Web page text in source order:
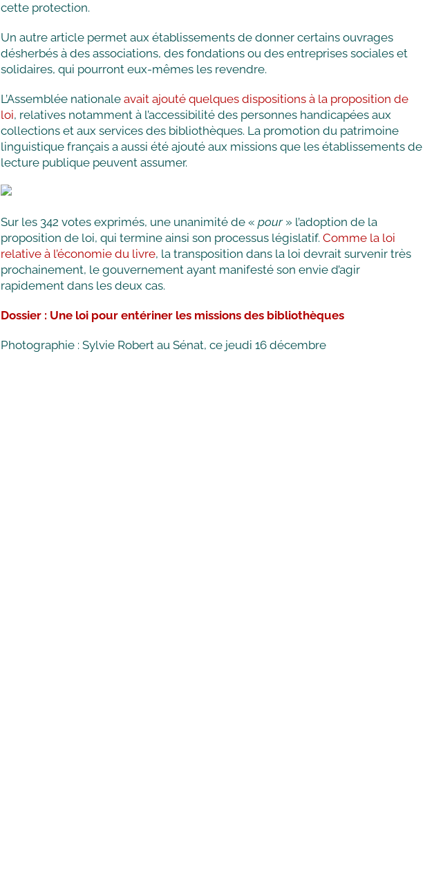
cette protection.
Un autre article permet aux établissements de donner certains ouvrages
désherbés à des associations, des fondations ou des entreprises sociales et
solidaires, qui pourront eux-mêmes les revendre.
L’Assemblée nationaleavait ajouté quelques dispositions à la proposition de
loi, relatives notamment à l’accessibilité des personnes handicapées aux
collections et aux services des bibliothèques. La promotion du patrimoine
linguistique français a aussi été ajouté aux missions que les établissements de
lecture publique peuvent assumer.
Sur les 342 votes exprimés, une unanimité de «pour» l’adoption de la
proposition de loi, qui termine ainsi son processus législatif.Comme la loi
relative à l’économie du livre, la transposition dans la loi devrait survenir très
prochainement, le gouvernement ayant manifesté son envie d’agir
rapidement dans les deux cas.
Dossier : Une loi pour entériner les missions des bibliothèques
Photographie : Sylvie Robert au Sénat, ce jeudi 16 décembre